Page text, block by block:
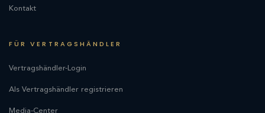
Kontakt
FÜR VERTRAGSHÄNDLER
Vertragshändler-Login
Als Vertragshändler registrieren
Media-Center